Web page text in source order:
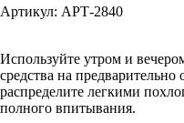
Артикул: АРТ-2840
Используйте утром и
средства на
распределите легкими
полного впитывания.